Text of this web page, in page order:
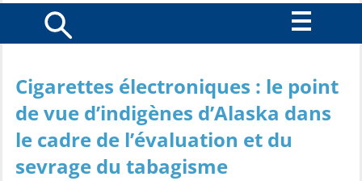
Cigarettes électroniques : le point
de vue d’indigènes d’Alaska dans
le cadre de l’évaluation et du
sevrage du tabagisme